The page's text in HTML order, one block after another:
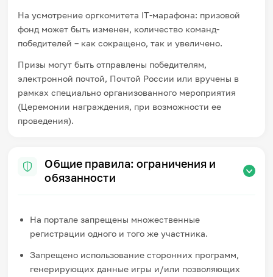
На усмотрение оргкомитета IT-марафона: призовой
фонд может быть изменен, количество команд-
победителей – как сокращено, так и увеличено.
Призы могут быть отправлены победителям,
электронной почтой, Почтой России или вручены в
рамках специально организованного мероприятия
(Церемонии награждения, при возможности ее
проведения).
Общие правила: ограничения и
обязанности
На портале запрещены множественные
регистрации одного и того же участника.
Запрещено использование сторонних программ,
генерирующих данные игры и/или позволяющих